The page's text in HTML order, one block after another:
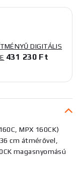
DIGITÁLIS
431 230 Ft
MPX 160CK)
cm átmérővel,
magasnyomású